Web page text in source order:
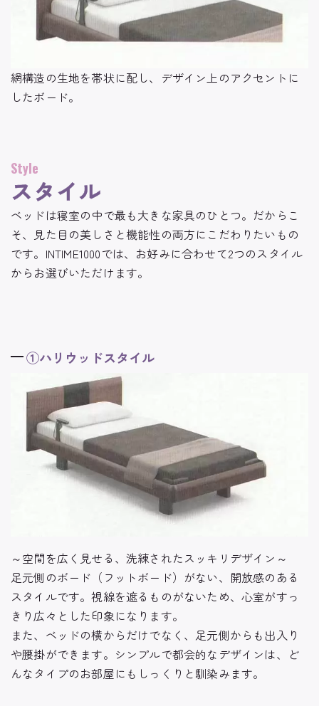
網構造の生地を帯状に配し、デザイン上のアクセントに
したボード。
Style
スタイル
ベッドは寝室の中で最も大きな家具のひとつ。だからこ
そ、見た目の美しさと機能性の両方にこだわりたいもの
です。INTIME1000では、お好みに合わせて2つのスタイル
からお選びいただけます。
①ハリウッドスタイル
～空間を広く見せる、洗練されたスッキリデザイン～
足元側のボード（フットボード）がない、開放感のある
スタイルです。視線を遮るものがないため、心室がすっ
きり広々とした印象になります。
また、ベッドの横からだけでなく、足元側からも出入り
や腰掛ができます。 シンプルで都会的なデザインは、ど
んなタイプのお部屋にもしっくりと馴染みます。